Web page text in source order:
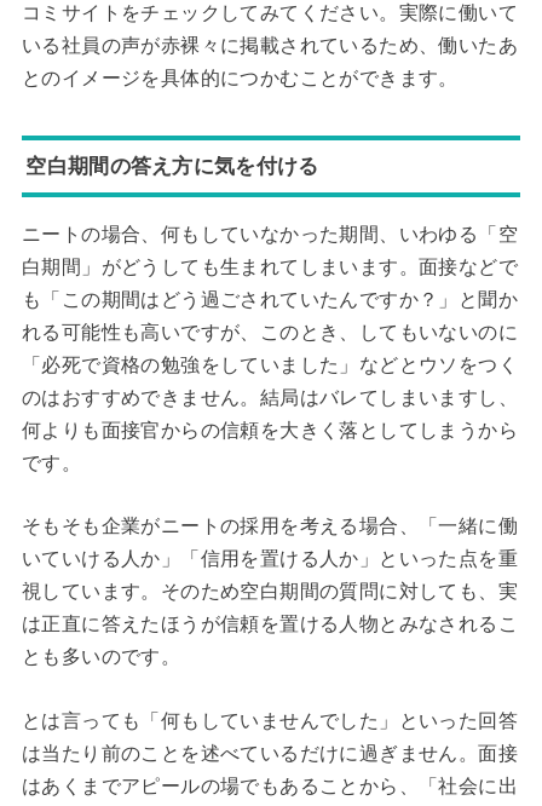
コミサイトをチェックしてみてください。実際に働いて
いる社員の声が赤裸々に掲載されているため、働いたあ
とのイメージを具体的につかむことができます。
空白期間の答え方に気を付ける
ニートの場合、何もしていなかった期間、いわゆる「空
白期間」がどうしても生まれてしまいます。面接などで
も「この期間はどう過ごされていたんですか？」と聞か
れる可能性も高いですが、このとき、してもいないのに
「必死で資格の勉強をしていました」などとウソをつく
のはおすすめできません。結局はバレてしまいますし、
何よりも面接官からの信頼を大きく落としてしまうから
です。
そもそも企業がニートの採用を考える場合、「一緒に働
いていける人か」「信用を置ける人か」といった点を重
視しています。そのため空白期間の質問に対しても、実
は正直に答えたほうが信頼を置ける人物とみなされるこ
とも多いのです。
とは言っても「何もしていませんでした」といった回答
は当たり前のことを述べているだけに過ぎません。面接
はあくまでアピールの場でもあることから、「社会に出